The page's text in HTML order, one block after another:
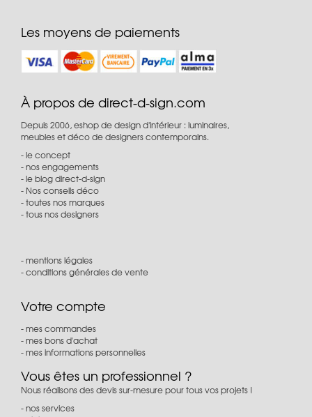
Les moyens de paiements
À propos de direct-d-sign.com
Depuis 2006, eshop de design d'intérieur : luminaires,
meubles et déco de designers contemporains.
le concept
nos engagements
le blog direct-d-sign
Nos conseils déco
toutes nos marques
tous nos designers
mentions légales
conditions générales de vente
Votre compte
mes commandes
mes bons d'achat
mes informations personnelles
Vous êtes un professionnel ?
Nous réalisons des devis sur-mesure pour tous vos projets !
nos services